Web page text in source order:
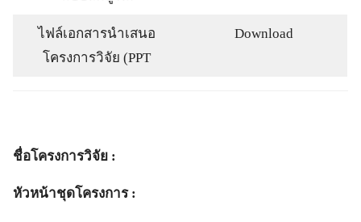
ไฟล์เอกสารนำเสนอ
โครงการวิจัย (PPT
Download
ชื่อโครงการวิจัย :
หัวหน้าชุดโครงการ :